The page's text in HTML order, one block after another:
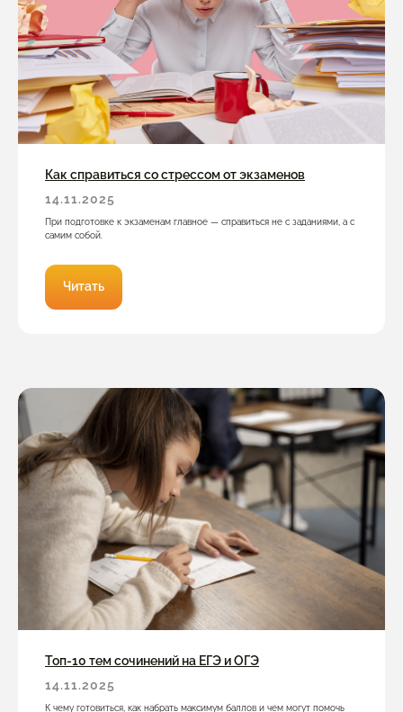
Как справиться со стрессом от экзаменов
14.11.2025
При подготовке к экзаменам главное — справиться не с заданиями, а с
самим собой.
Читать
Топ-10 тем сочинений на ЕГЭ и ОГЭ
14.11.2025
К чему готовиться, как набрать максимум баллов и чем могут помочь